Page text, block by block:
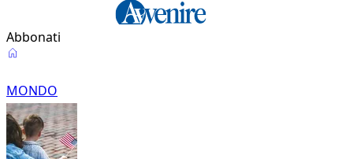
Abbonati
Mondo
MONDO